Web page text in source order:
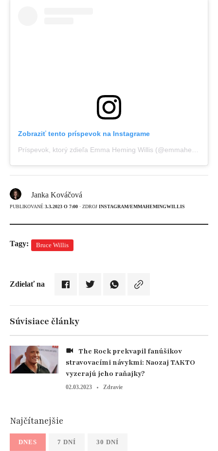
Zobraziť tento príspevok na Instagrame
Príspevok, ktorý zdieľa Emma Heming Willis (@emmahemingwillis)
Janka Kováčová
PUBLIKOVANÉ 3.3.2023 O 7:00 · ZDROJ INSTAGRAM/EMMAHEMINGWILLIS
Tagy: Bruce Willis
Zdielať na
Súvisiace články
stravovacími návykmi: Naozaj TAKTO
vyzerajú jeho raňajky?
02.03.2023 Zdravie
Najčítanejšie
DNES 7 DNÍ 30 DNÍ